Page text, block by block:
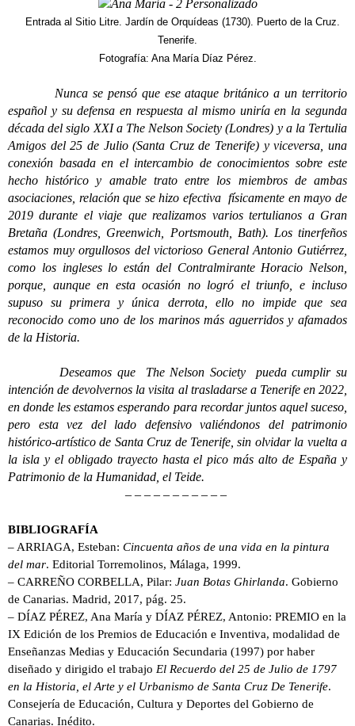
Entrada al Sitio Litre. Jardín de Orquídeas (1730). Puerto de la Cruz.
Tenerife.
Fotografía: Ana María Díaz Pérez.
Nunca se pensó que ese ataque británico a un territorio
español y su defensa en respuesta al mismo uniría en la segunda
década del siglo XXI a The Nelson Society (Londres) y a la Tertulia
Amigos del 25 de Julio (Santa Cruz de Tenerife) y viceversa, una
conexión basada en el intercambio de conocimientos sobre este
hecho histórico y amable trato entre los miembros de ambas
asociaciones, relación que se hizo efectiva físicamente en mayo de
2019 durante el viaje que realizamos varios tertulianos a Gran
Bretaña (Londres, Greenwich, Portsmouth, Bath). Los tinerfeños
estamos muy orgullosos del victorioso General Antonio Gutiérrez,
como los ingleses lo están del Contralmirante Horacio Nelson,
porque, aunque en esta ocasión no logró el triunfo, e incluso
supuso su primera y única derrota, ello no impide que sea
reconocido como uno de los marinos más aguerridos y afamados
de la Historia.
Deseamos que The Nelson Society pueda cumplir su
intención de devolvernos la visita al trasladarse a Tenerife en 2022,
en donde les estamos esperando para recordar juntos aquel suceso,
pero esta vez del lado defensivo valiéndonos del patrimonio
histórico-artístico de Santa Cruz de Tenerife, sin olvidar la vuelta a
la isla y el obligado trayecto hasta el pico más alto de España y
Patrimonio de la Humanidad, el Teide.
– – – – – – – – – – –
BIBLIOGRAFÍA
– ARRIAGA, Esteban: Cincuenta años de una vida en la pintura
del mar. Editorial Torremolinos, Málaga, 1999.
– CARREÑO CORBELLA, Pilar: Juan Botas Ghirlanda. Gobierno
de Canarias. Madrid, 2017, pág. 25.
– DÍAZ PÉREZ, Ana María y DÍAZ PÉREZ, Antonio: PREMIO en la
IX Edición de los Premios de Educación e Inventiva, modalidad de
Enseñanzas Medias y Educación Secundaria (1997) por haber
diseñado y dirigido el trabajo El Recuerdo del 25 de Julio de 1797
en la Historia, el Arte y el Urbanismo de Santa Cruz De Tenerife.
Consejería de Educación, Cultura y Deportes del Gobierno de
Canarias. Inédito.